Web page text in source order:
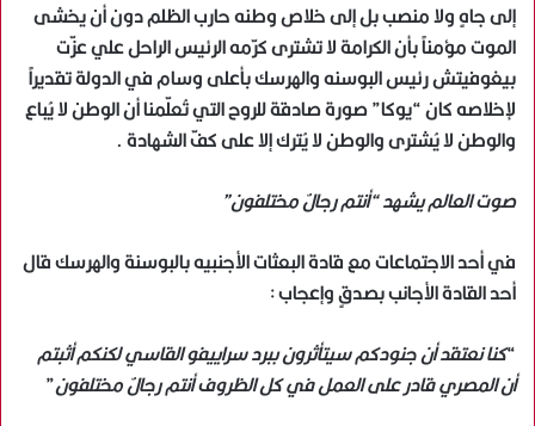
إلى جاهٍ ولا منصب بل إلى خلاص وطنه حارب الظلم دون أن يخشى
الموت مؤمناً بأن الكرامة لا تشترى كرّمه الرئيس الراحل علي عزّت
بيغوفيتش رئيس البوسنه والهرسك بأعلى وسام في الدولة تقديراً
لإخلاصه كان “يوكا” صورة صادقة للروح التي تُعلّمنا أن الوطن لا يُباع
والوطن لا يُشترى والوطن لا يُترك إلا على كفّ الشهادة .
صوت العالم يشهد “أنتم رجالٌ مختلفون”
في أحد الاجتماعات مع قادة البعثات الأجنبيه بالبوسنة والهرسك قال
أحد القادة الأجانب بصدقٍ وإعجاب :
“كنا نعتقد أن جنودكم سيتأثرون ببرد سراييفو القاسي لكنكم أثبتم
أن المصري قادر على العمل في كل الظروف أنتم رجالٌ مختلفون”